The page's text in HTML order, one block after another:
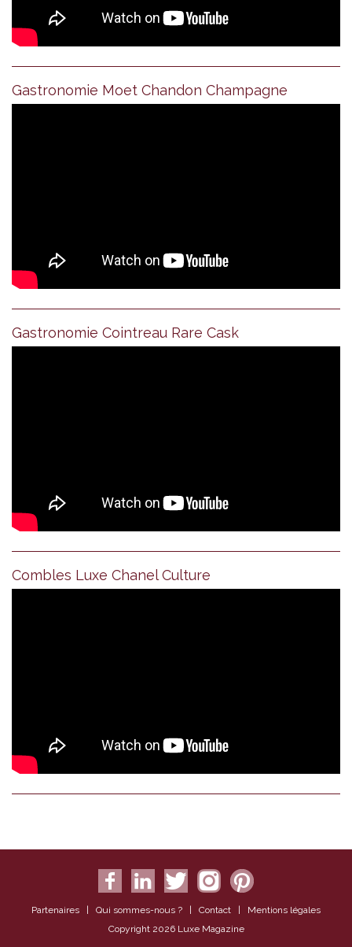
Gastronomie Moet Chandon Champagne
Gastronomie Cointreau Rare Cask
Combles Luxe Chanel Culture
Partenaires Qui sommes-nous ? Contact
Mentions légales
Copyright 2026 Luxe Magazine